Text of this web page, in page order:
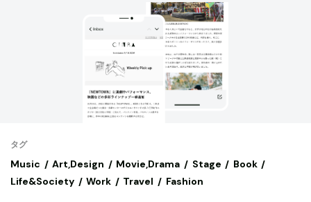
タグ
Music Art,Design Movie,Drama Stage
Book
Life&Society
Work Travel Fashion